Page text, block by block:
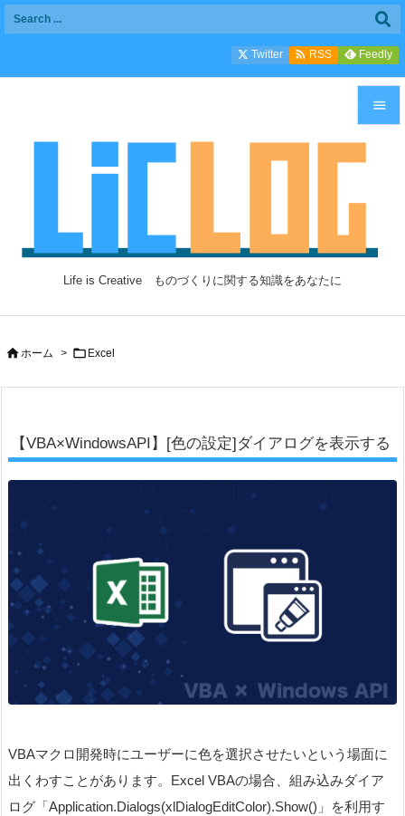
Life is Creative ものづくりに関する知識をあなたに

前へ

Twitter  RSS Feedly
ホーム >  Excel
【VBA×WindowsAPI】[色の設定]ダイアログを表示する
VBAマクロ開発時にユーザーに色を選択させたいという場面に
出くわすことがあります。Excel VBAの場合、組み込みダイア
ログ「Application.Dialogs(xlDialogEditColor).Show()」を利用す